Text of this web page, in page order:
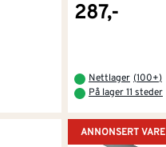
287,-
Nettlager (100+)
På lager 11 steder
ANNONSERT VARE